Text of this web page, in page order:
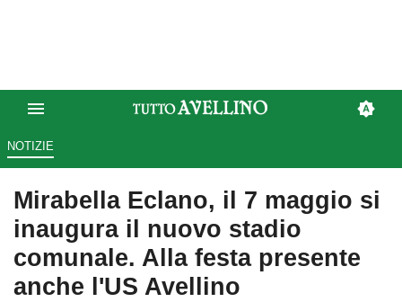
NOTIZIE
Mirabella Eclano, il 7 maggio si
inaugura il nuovo stadio
comunale. Alla festa presente
anche l'US Avellino